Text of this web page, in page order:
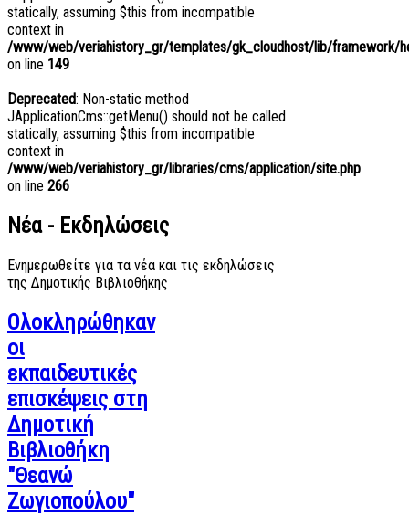
statically, assuming $this from incompatible
context in
/www/web/veriahistory_gr/templates/gk_cloudhost/lib/framework/
on line 149
Deprecated: Non-static method
JApplicationCms::getMenu() should not be called
statically, assuming $this from incompatible
context in
/www/web/veriahistory_gr/libraries/cms/application/site.php
on line 266
Νέα - Εκδηλώσεις
Ενημερωθείτε για τα νέα και τις εκδηλώσεις
της Δημοτικής Βιβλιοθήκης
Ολοκληρώθηκαν
οι
εκπαιδευτικές
επισκέψεις στη
Δημοτική
Βιβλιοθήκη
"Θεανώ
Ζωγιοπούλου"